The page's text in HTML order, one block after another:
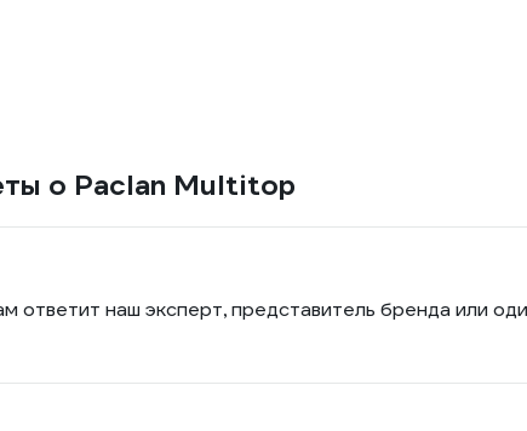
о Paclan Multitop
ответит наш эксперт, представитель бренда или